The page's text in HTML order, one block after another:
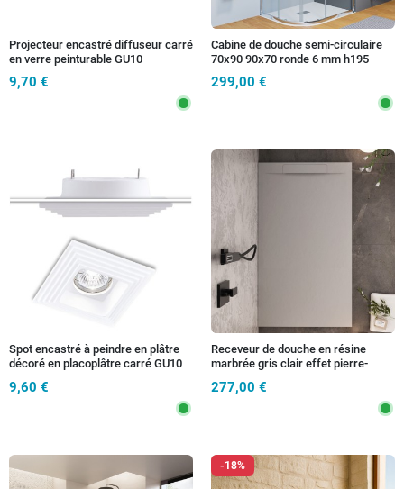
Projecteur encastré diffuseur carré
en verre peinturable GU10
9,70 €
Cabine de douche semi-circulaire
70x90 90x70 ronde 6 mm h195
299,00 €
Spot encastré à peindre en plâtre
décoré en placoplâtre carré GU10
9,60 €
Receveur de douche en résine
marbrée gris clair effet pierre-
277,00 €
-18%